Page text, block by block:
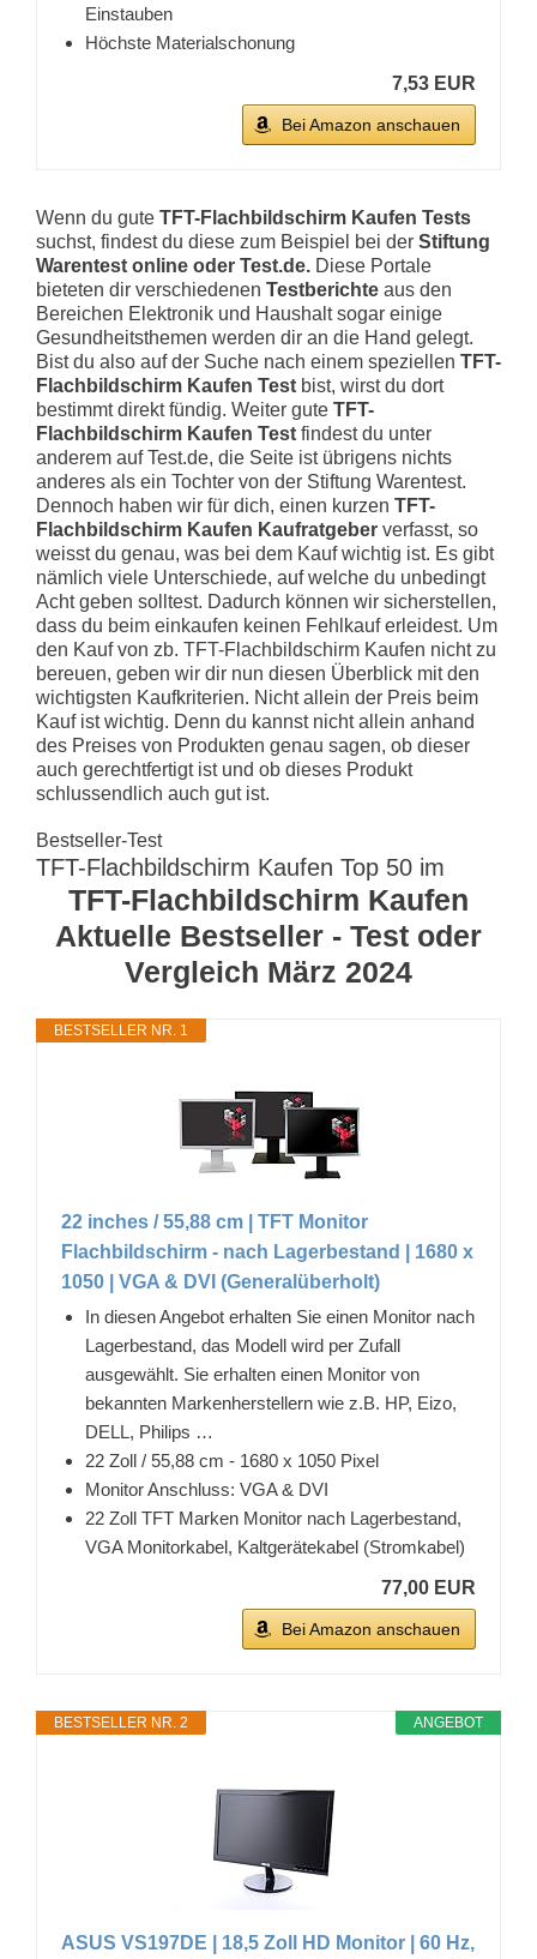
Einstauben
Höchste Materialschonung
7,53 EUR
Bei Amazon anschauen
Wenn du gute TFT-Flachbildschirm Kaufen Tests
suchst, findest du diese zum Beispiel bei der Stiftung
Warentest online oder Test.de. Diese Portale
bieteten dir verschiedenen Testberichte aus den
Bereichen Elektronik und Haushalt sogar einige
Gesundheitsthemen werden dir an die Hand gelegt.
Bist du also auf der Suche nach einem speziellen TFT-
Flachbildschirm Kaufen Test bist, wirst du dort
bestimmt direkt fündig. Weiter gute TFT-
Flachbildschirm Kaufen Test findest du unter
anderem auf Test.de, die Seite ist übrigens nichts
anderes als ein Tochter von der Stiftung Warentest.
Dennoch haben wir für dich, einen kurzen TFT-
Flachbildschirm Kaufen Kaufratgeber verfasst, so
weisst du genau, was bei dem Kauf wichtig ist. Es gibt
nämlich viele Unterschiede, auf welche du unbedingt
Acht geben solltest. Dadurch können wir sicherstellen,
dass du beim einkaufen keinen Fehlkauf erleidest. Um
den Kauf von zb. TFT-Flachbildschirm Kaufen nicht zu
bereuen, geben wir dir nun diesen Überblick mit den
wichtigsten Kaufkriterien. Nicht allein der Preis beim
Kauf ist wichtig. Denn du kannst nicht allein anhand
des Preises von Produkten genau sagen, ob dieser
auch gerechtfertigt ist und ob dieses Produkt
schlussendlich auch gut ist.
Bestseller-Test
TFT-Flachbildschirm Kaufen Top 50 im
TFT-Flachbildschirm Kaufen
Aktuelle Bestseller - Test oder
Vergleich März 2024
BESTSELLER NR. 1
22 inches / 55,88 cm | TFT Monitor
Flachbildschirm - nach Lagerbestand | 1680 x
1050 | VGA & DVI (Generalüberholt)
In diesen Angebot erhalten Sie einen Monitor nach
Lagerbestand, das Modell wird per Zufall
ausgewählt. Sie erhalten einen Monitor von
bekannten Markenherstellern wie z.B. HP, Eizo,
DELL, Philips …
22 Zoll / 55,88 cm - 1680 x 1050 Pixel
Monitor Anschluss: VGA & DVI
22 Zoll TFT Marken Monitor nach Lagerbestand,
VGA Monitorkabel, Kaltgerätekabel (Stromkabel)
77,00 EUR
Bei Amazon anschauen
ANGEBOT
BESTSELLER NR. 2
ASUS VS197DE | 18,5 Zoll HD Monitor | 60 Hz,